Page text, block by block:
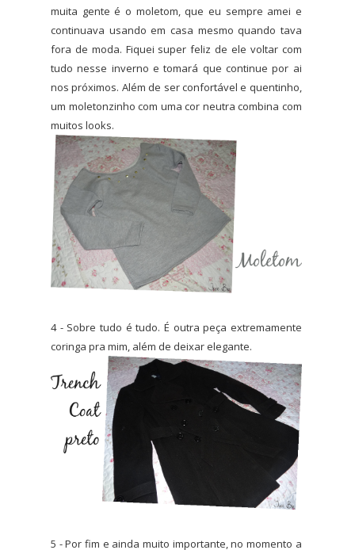
muita gente é o moletom, que eu sempre amei e
continuava usando em casa mesmo quando tava
fora de moda. Fiquei super feliz de ele voltar com
tudo nesse inverno e tomará que continue por ai
nos próximos. Além de ser confortável e quentinho,
um moletonzinho com uma cor neutra combina com
muitos looks.
4 - Sobre tudo é tudo. É outra peça extremamente
coringa pra mim, além de deixar elegante.
5 - Por fim e ainda muito importante, no momento a